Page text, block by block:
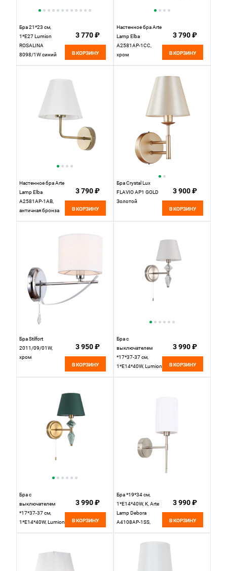
Бра 21*23 см,
1*E27 Lumion
ROSALINA
8098/1W синий
3 770 ₽
В КОРЗИНУ
Настенное бра Arte
Lamp Elba
A2581AP-1CC,
хром
3 790 ₽
В КОРЗИНУ
Настенное бра Arte
Lamp Elba
A2581AP-1AB,
античная бронза
3 790 ₽
В КОРЗИНУ
Бра Crystal Lux
FLAVIO AP1 GOLD
Золотой
3 900 ₽
В КОРЗИНУ
Бра Stilfort
2011/09/01W,
хром
3 950 ₽
В КОРЗИНУ
Бра с
выключателем
*17*37-37 см,
1*E14*40W, Lumion
3 990 ₽
В КОРЗИНУ
Бра с
выключателем
*17*37-37 см,
1*E14*40W, Lumion
3 990 ₽
В КОРЗИНУ
Бра *19*34 см,
1*E14*40W, K, Arte
Lamp Debora
A4108AP-1SS,
3 990 ₽
В КОРЗИНУ